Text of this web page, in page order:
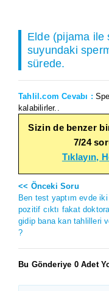
Elde (pijama ile
suyundaki
sürede.
Tahlil.com Cevabı :
kalabilirler..
Sizin de benzer
7/24
Tıklayın,
<< Önceki Soru
Ben test yaptım evde
pozitif cıktı fakat doktora
gidip bana kan tahlilleri
?
Bu Gönderiye 0 Adet